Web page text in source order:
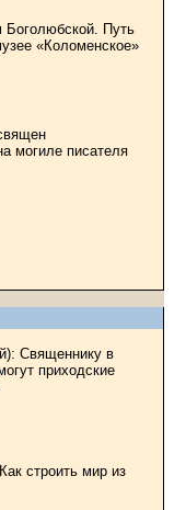
Боголюбской. Путь
«Коломенское»
могиле писателя
Священнику в
приходские
строить мир из